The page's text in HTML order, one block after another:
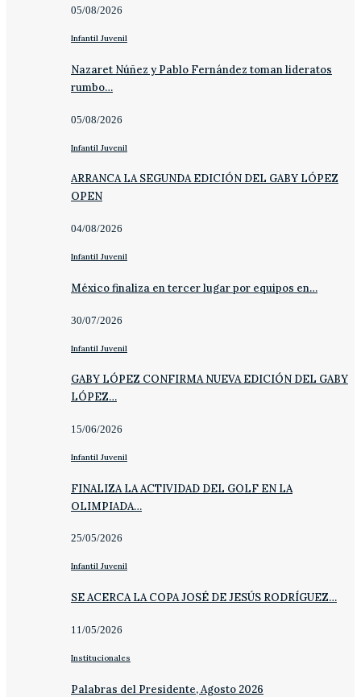
05/08/2026
Infantil Juvenil
Nazaret Núñez y Pablo Fernández toman lideratos
rumbo…
05/08/2026
Infantil Juvenil
ARRANCA LA SEGUNDA EDICIÓN DEL GABY LÓPEZ
OPEN
04/08/2026
Infantil Juvenil
México finaliza en tercer lugar por equipos en…
30/07/2026
Infantil Juvenil
GABY LÓPEZ CONFIRMA NUEVA EDICIÓN DEL GABY
LÓPEZ…
15/06/2026
Infantil Juvenil
FINALIZA LA ACTIVIDAD DEL GOLF EN LA
OLIMPIADA…
25/05/2026
Infantil Juvenil
SE ACERCA LA COPA JOSÉ DE JESÚS RODRÍGUEZ…
11/05/2026
Institucionales
Palabras del Presidente, Agosto 2026